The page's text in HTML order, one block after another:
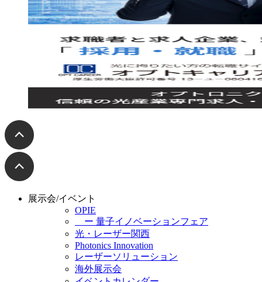
展示会/イベント
OPIE
ー 量子イノベーションフェア
光・レーザー関西
Photonics Innovation
レーザーソリューション
海外展示会